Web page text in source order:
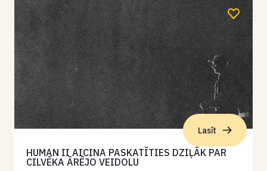
Lasīt
HUMAN II AICINA PASKATĪTIES DZIĻĀK PAR
CILVĒKA ĀRĒJO VEIDOLU